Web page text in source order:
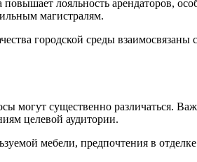
лояльность арендаторов,
магистралям.
городской среды
могут существенно различаться.
целевой аудитории.
мебели, предпочтения в